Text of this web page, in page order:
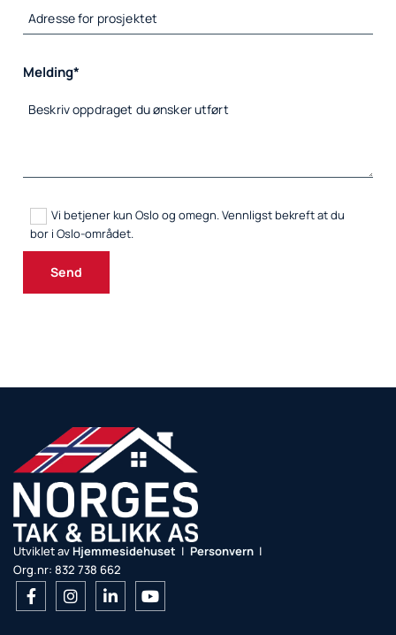
Melding*
Vi betjener kun Oslo og omegn. Vennligst bekreft at du
bor i Oslo-området.
Utviklet av Hjemmesidehuset | Personvern |
Org.nr: 832 738 662